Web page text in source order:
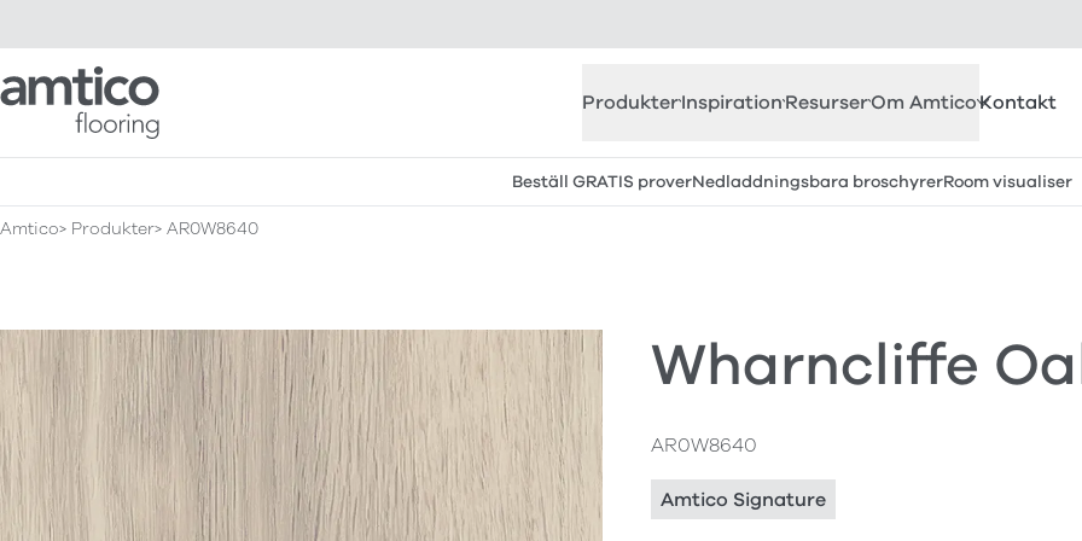
Amtico Flooring
ProdukterInspirationResurserOm AmticoKontakt
Beställ GRATIS proverNedladdningsbara broschyrerRoom visualiser
Amtico Produkter AR0W8640
Wharncliffe
AR0W8640
Amtico Signature